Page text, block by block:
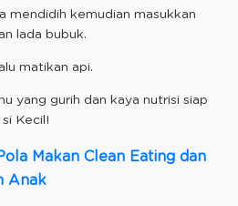
mendidih kemudian masukkan
lada bubuk.
matikan api.
yang gurih dan kaya nutrisi siap
Kecil!
Makan Clean Eating dan
Anak